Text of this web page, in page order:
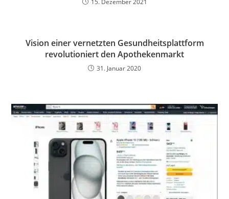
15. Dezember 2021
Vision einer vernetzten Gesundheitsplattform
revolutioniert den Apothekenmarkt
31. Januar 2020